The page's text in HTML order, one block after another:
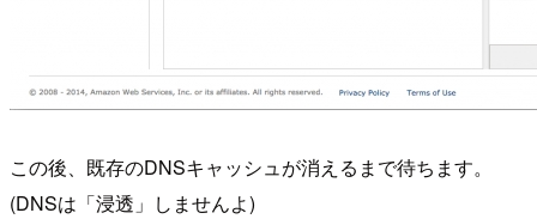
この後、既存のDNSキャッシュが消えるまで待ちます。
(DNSは「浸透」しませんよ)